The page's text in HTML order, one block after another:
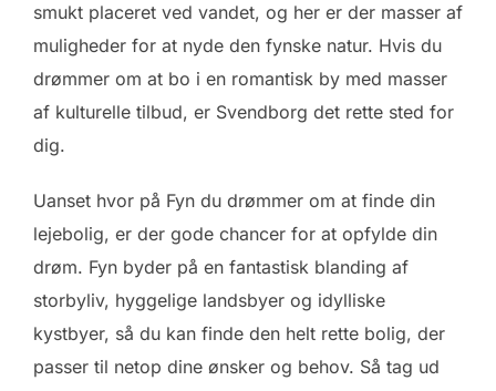
smukt placeret ved vandet, og her er der masser af
muligheder for at nyde den fynske natur. Hvis du
drømmer om at bo i en romantisk by med masser
af kulturelle tilbud, er Svendborg det rette sted for
dig.
Uanset hvor på Fyn du drømmer om at finde din
lejebolig, er der gode chancer for at opfylde din
drøm. Fyn byder på en fantastisk blanding af
storbyliv, hyggelige landsbyer og idylliske
kystbyer, så du kan finde den helt rette bolig, der
passer til netop dine ønsker og behov. Så tag ud